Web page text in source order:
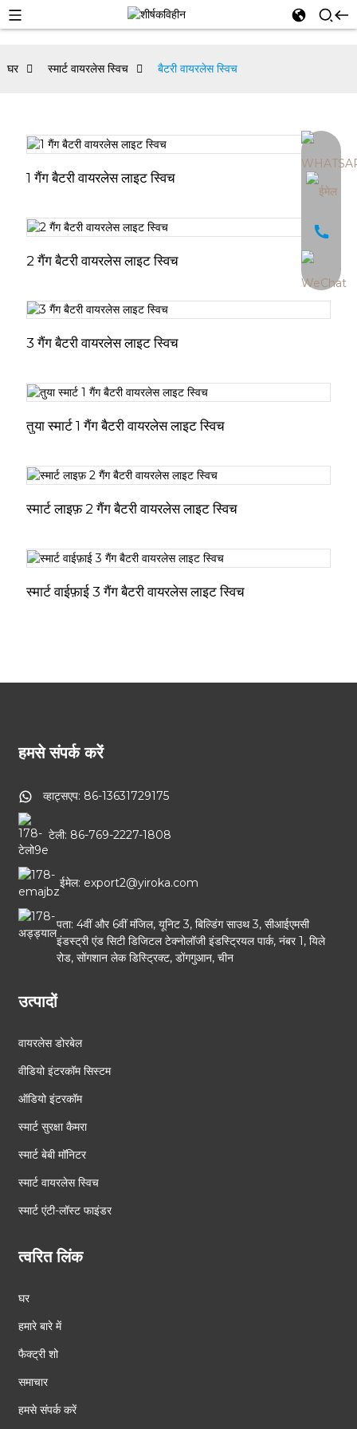
घर स्मार्ट वायरलेस स्विच बैटरी वायरलेस स्विच
1 गैंग बैटरी वायरलेस लाइट स्विच
2 गैंग बैटरी वायरलेस लाइट स्विच
3 गैंग बैटरी वायरलेस लाइट स्विच
तुया स्मार्ट 1 गैंग बैटरी वायरलेस लाइट स्विच
स्मार्ट लाइफ़ 2 गैंग बैटरी वायरलेस लाइट स्विच
स्मार्ट वाईफ़ाई 3 गैंग बैटरी वायरलेस लाइट स्विच
हमसे संपर्क करें
व्हाट्सएप: 86-13631729175
टेली: 86-769-2227-1808
ईमेल: export2@yiroka.com
पता: 4वीं और 6वीं मंजिल, यूनिट 3, बिल्डिंग साउथ 3, सीआईएमसी
इंडस्ट्री एंड सिटी डिजिटल टेक्नोलॉजी इंडस्ट्रियल पार्क, नंबर 1, यिले
रोड, सोंगशान लेक डिस्ट्रिक्ट, डोंगगुआन, चीन
उत्पादों
वायरलेस डोरबेल
वीडियो इंटरकॉम सिस्टम
ऑडियो इंटरकॉम
स्मार्ट सुरक्षा कैमरा
स्मार्ट बेबी मॉनिटर
स्मार्ट वायरलेस स्विच
स्मार्ट एंटी-लॉस्ट फाइंडर
त्वरित लिंक
घर
हमारे बारे में
फैक्ट्री शो
समाचार
हमसे संपर्क करें